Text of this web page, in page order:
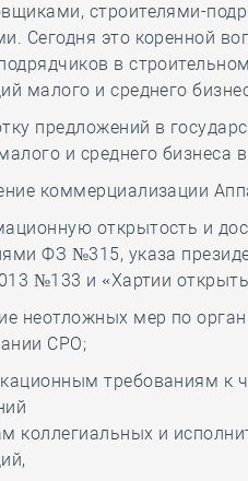
строителями-
Сегодня это коренной
в
малого и среднего
предложений в
и среднего бизнеса
коммерциализации
открытость и
ФЗ №315, указа
№133 и «Хартии
неотложных мер по
СРО;
требованиям к
коллегиальных и